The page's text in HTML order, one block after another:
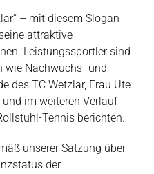
– mit diesem Slogan
attraktive
Leistungssportler sind
wie Nachwuchs- und
des TC Wetzlar, Frau Ute
im weiteren Verlauf
Tennis berichten.
unserer Satzung über
der